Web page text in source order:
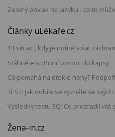
Zelený povlak na jazyku - co to
Články uLékaře.cz
13 situací, kdy je nutné volat
Stáhněte si: První pomoc do kapsy
Co pomáhá na oteklé nohy?
TEST: Jak dobře se vyznáte ve
Výsledky testu EQ: Co prozradil váš
Žena-in.cz